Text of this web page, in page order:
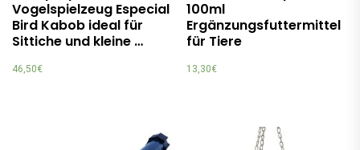
Vogelspielzeug Especial
Bird Kabob ideal für
Sittiche und kleine …
46,50€
100ml
Ergänzungsfuttermittel
für Tiere
13,30€